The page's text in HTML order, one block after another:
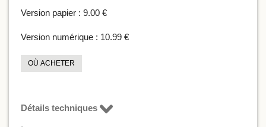
Version papier : 9.00 €
Version numérique : 10.99 €
OÙ ACHETER
Détails techniques